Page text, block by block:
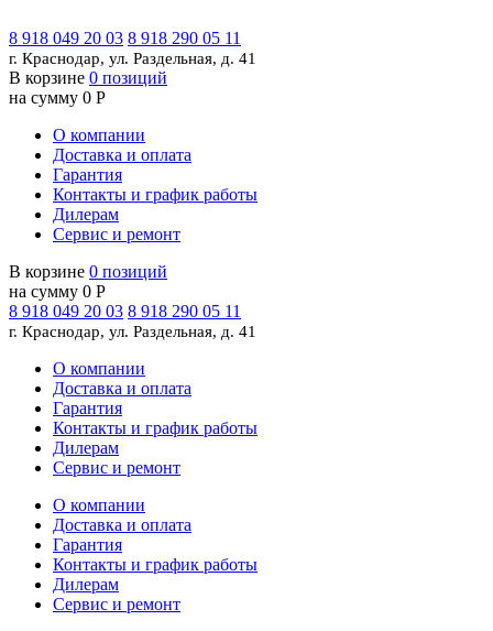
8 918 049 20 03 8 918 290 05 11
г. Краснодар, ул. Раздельная, д. 41
В корзине 0 позиций
на сумму 0 Р
О компании
Доставка и оплата
Гарантия
Контакты и график работы
Дилерам
Сервис и ремонт
В корзине 0 позиций
на сумму 0 Р
8 918 049 20 03 8 918 290 05 11
г. Краснодар, ул. Раздельная, д. 41
О компании
Доставка и оплата
Гарантия
Контакты и график работы
Дилерам
Сервис и ремонт
О компании
Доставка и оплата
Гарантия
Контакты и график работы
Дилерам
Сервис и ремонт